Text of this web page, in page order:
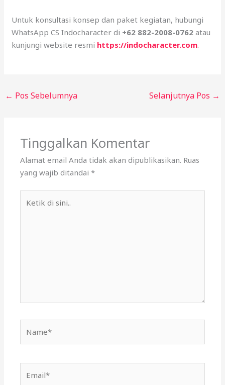
Untuk konsultasi konsep dan paket kegiatan, hubungi
WhatsApp CS Indocharacter di +62 882-2008-0762 atau
kunjungi website resmi https://indocharacter.com.
← Pos Sebelumnya Selanjutnya Pos →
Tinggalkan Komentar
Alamat email Anda tidak akan dipublikasikan. Ruas
yang wajib ditandai*